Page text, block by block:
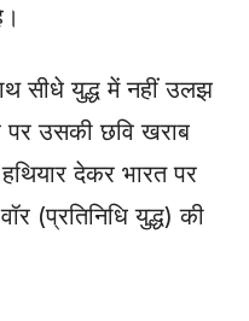
सीधे युद्ध में नहीं उलझ
उसकी छवि खराब
देकर भारत पर
(प्रतिनिधि युद्ध) की